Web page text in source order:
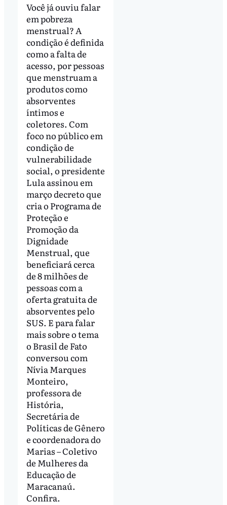
Você já ouviu falar
em pobreza
menstrual? A
condição é definida
como a falta de
acesso, por pessoas
que menstruam a
produtos como
absorventes
íntimos e
coletores. Com
foco no público em
condição de
vulnerabilidade
social, o presidente
Lula assinou em
março decreto que
cria o Programa de
Proteção e
Promoção da
Dignidade
Menstrual, que
beneficiará cerca
de 8 milhões de
pessoas com a
oferta gratuita de
absorventes pelo
SUS. E para falar
mais sobre o tema
o Brasil de Fato
conversou com
Nívia Marques
Monteiro,
professora de
História,
Secretária de
Políticas de Gênero
e coordenadora do
Marias – Coletivo
de Mulheres da
Educação de
Maracanaú.
Confira.